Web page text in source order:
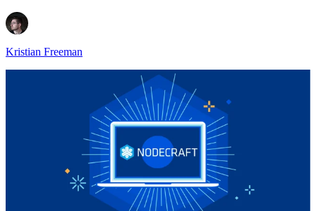
Kristian Freeman